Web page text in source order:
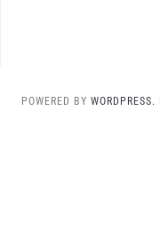
POWERED BY WORDPRESS.